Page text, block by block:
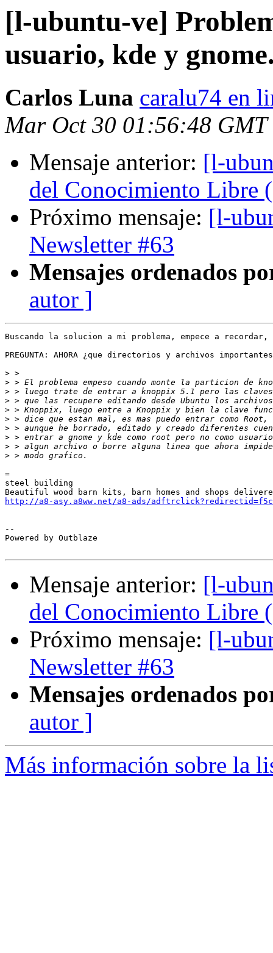
[l-ubuntu-ve]
usuario, kde y
Carlos Luna caralu74 en
Mar Oct 30 01:56:48 GMT
Mensaje anterior: [l-
del Conocimiento Libre
Próximo mensaje: [l-
Newsletter #63
Mensajes ordenados
autor ]
Buscando la solucion a mi problema, empece a
PREGUNTA: AHORA ¿que directorios y archivos
>
>
>
>
>
>
>
>
>
>
=
steel building
http://a8-asy.a8ww.net/a8-ads/
--
Powered by Outblaze
Mensaje anterior: [l-
del Conocimiento Libre
Próximo mensaje: [l-
Newsletter #63
Mensajes ordenados
autor ]
Más información sobre la